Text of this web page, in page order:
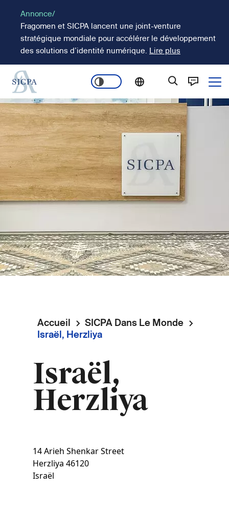
contenu
principal
Annonce/
Fragomen et SICPA lancent une joint-venture
stratégique mondiale pour accélérer le développement
des solutions d’identité numérique. Lire plus
Main
navigation
Image
Fil
d'Ariane
Accueil
SICPA Dans Le Monde
Israël, Herzliya
Israël,
Herzliya
14 Arieh Shenkar Street
Herzliya 46120
Israël